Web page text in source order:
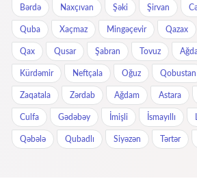
Bərdə Naxçıvan Şəki Şirvan
Quba Xaçmaz Mingəçevir Qazax
Qax Qusar Şabran Tovuz
Kürdəmir Neftçala Oğuz Qobustan
Zaqatala Zərdab Ağdam Astara
Culfa Gədəbəy İmişli İsmayıllı
Qəbələ Qubadlı Siyəzən Tərtər